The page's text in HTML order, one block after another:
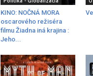
KINO: NOČNÁ MORA
oscarového režiséra
filmu Žiadna iná krajina :
Jeho...